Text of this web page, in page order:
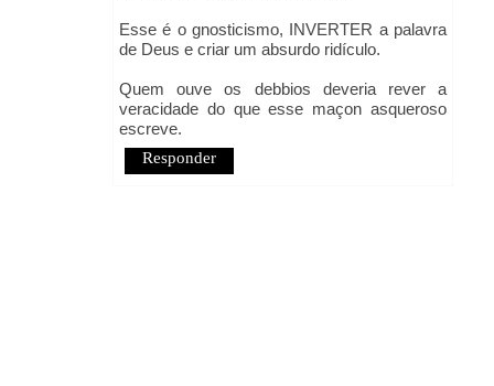
Esse é o gnosticismo, INVERTER a palavra
de Deus e criar um absurdo ridículo.
Quem ouve os debbios deveria rever a
veracidade do que esse maçon asqueroso
escreve.
Responder